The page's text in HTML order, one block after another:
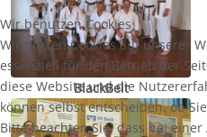
BlackBelt
Wir benutzen Cookies
Wir nutzen Cookies auf unserer
essenziell für den Betrieb der
diese Website und die
können selbst entscheiden, ob
Bitte beachten Sie, dass bei